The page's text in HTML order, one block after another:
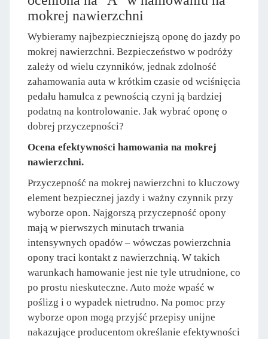
mokrej nawierzchni
Wybieramy najbezpieczniejszą oponę do jazdy po
mokrej nawierzchni. Bezpieczeństwo w podróży
zależy od wielu czynników, jednak zdolność
zahamowania auta w krótkim czasie od wciśnięcia
pedału hamulca z pewnością czyni ją bardziej
podatną na kontrolowanie. Jak wybrać oponę o
dobrej przyczepności?
Ocena efektywności hamowania na mokrej
nawierzchni.
Przyczepność na mokrej nawierzchni to kluczowy
element bezpiecznej jazdy i ważny czynnik przy
wyborze opon. Najgorszą przyczepność opony
mają w pierwszych minutach trwania
intensywnych opadów – wówczas powierzchnia
opony traci kontakt z nawierzchnią. W takich
warunkach hamowanie jest nie tyle utrudnione, co
po prostu nieskuteczne. Auto może wpaść w
poślizg i o wypadek nietrudno. Na pomoc przy
wyborze opon mogą przyjść przepisy unijne
nakazujące producentom określanie efektywności